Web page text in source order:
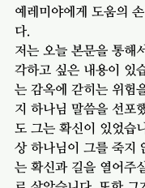
예레미야에게 도움의
다.
저는 오늘 본문을 통해
각하고 싶은 내용이 있
는 감옥에 갇히는 위험
지 하나님 말씀을 선포
도 그는 확신이 있었습
상 하나님이 그를 죽지
는 확신과 길을 열어주